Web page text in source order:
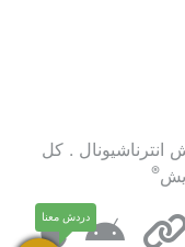
العايش انترناشيونال . كل
®
دردش معنا